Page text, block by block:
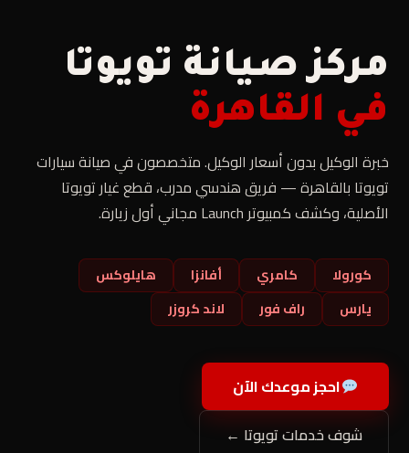
مركز صيانة تويوتا
في القاهرة
خبرة الوكيل بدون أسعار الوكيل. متخصصون في صيانة سيارات
تويوتا بالقاهرة — فريق هندسي مدرب، قطع غيار تويوتا
الأصلية، وكشف كمبيوتر Launch مجاني أول زيارة.
كورولا كامري أفانزا
هايلوكس
يارس
راف فور لاند كروزر
احجز موعدك الآن
شوف خدمات تويوتا ←